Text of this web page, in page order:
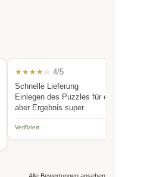
★★★★☆ 4/5
Schnelle Lieferung
Einlegen des Puzzles für eine Person
aber Ergebnis super
Verifiziert